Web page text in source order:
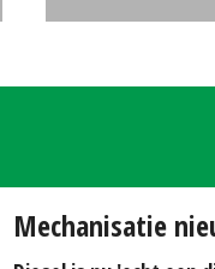
Mechanisatie